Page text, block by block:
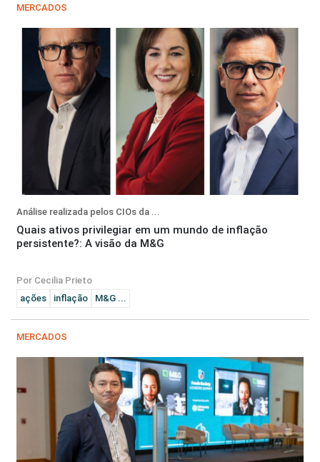
MERCADOS
Análise realizada pelos CIOs da ...
Quais ativos privilegiar em um mundo de inflação
persistente?: A visão da M&G
Por Cecilia Prieto
ações
inflação M&G ...
MERCADOS